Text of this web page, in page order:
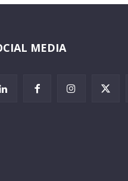
MEDIA